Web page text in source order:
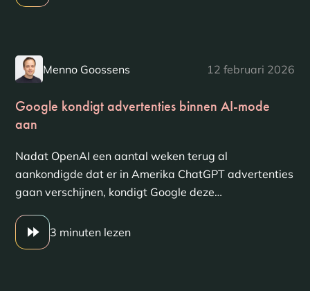
Menno Goossens 12 februari 2026
Google kondigt advertenties binnen AI-mode
aan
Nadat OpenAI een aantal weken terug al
aankondigde dat er in Amerika ChatGPT advertenties
gaan verschijnen, kondigt Google deze…
3 minuten lezen